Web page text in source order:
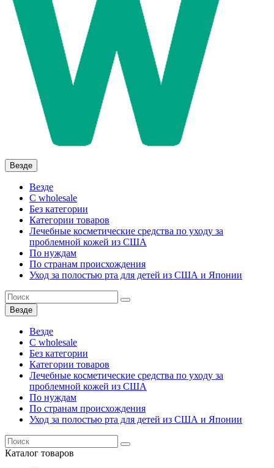
Везде
Везде
C wholesale
Без категории
Категории товаров
Лечебные косметические средства по уходу за
проблемной кожей из США
По нуждам
По странам происхождения
Уход за полостью рта для детей из США и Японии
Везде
Везде
C wholesale
Без категории
Категории товаров
Лечебные косметические средства по уходу за
проблемной кожей из США
По нуждам
По странам происхождения
Уход за полостью рта для детей из США и Японии
Каталог товаров